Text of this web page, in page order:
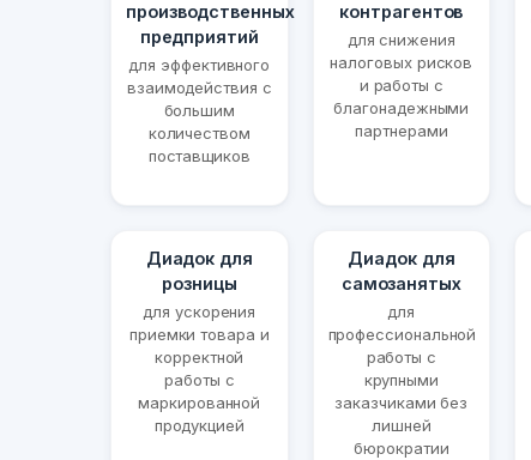
производственных
предприятий
для эффективного
взаимодействия с
большим
количеством
поставщиков
контрагентов
для снижения
налоговых рисков
и работы с
благонадежными
партнерами
Диадок для
розницы
для ускорения
приемки товара и
корректной
работы с
маркированной
продукцией
Диадок для
самозанятых
для
профессиональной
работы с
крупными
заказчиками без
лишней
бюрократии